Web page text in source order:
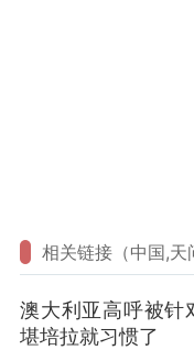
相关链接（中国,天
澳大利亚高呼被针
堪培拉就习惯了